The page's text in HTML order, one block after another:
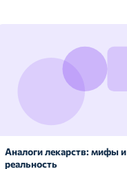
Аналоги лекарств: мифы и
реальность